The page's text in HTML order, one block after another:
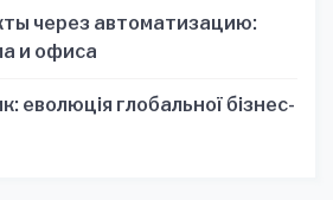
через автоматизацию:
и офиса
еволюція глобальної бізнес-